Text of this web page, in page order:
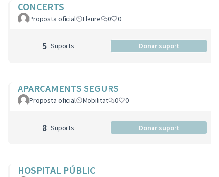
CONCERTS
Proposta oficial Lleure 0 0
5 Suports Donar suport
APARCAMENTS SEGURS
Proposta oficial Mobilitat 0 0
8 Suports Donar suport
HOSPITAL PÚBLIC